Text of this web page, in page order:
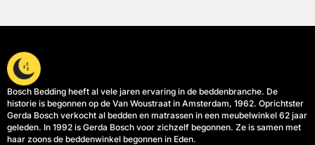
Bosch Bedding heeft al vele jaren ervaring in de beddenbranche. De
historie is begonnen op de Van Woustraat in Amsterdam, 1962. Oprichtster
Gerda Bosch verkocht al bedden en matrassen in een meubelwinkel 62 jaar
geleden. In 1992 is Gerda Bosch voor zichzelf begonnen. Ze is samen met
haar zoons de beddenwinkel begonnen in Eden.